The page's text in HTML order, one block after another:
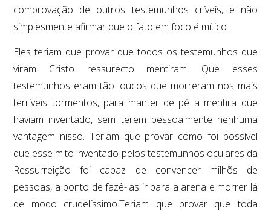
comprovação de outros testemunhos críveis, e não
simplesmente afirmar que o fato em foco é mítico.
Eles teriam que provar que todos os testemunhos que
viram Cristo ressurecto mentiram. Que esses
testemunhos eram tão loucos que morreram nos mais
terríveis tormentos, para manter de pé a mentira que
haviam inventado, sem terem pessoalmente nenhuma
vantagem nisso. Teriam que provar como foi possível
que esse mito inventado pelos testemunhos oculares da
Ressurreição foi capaz de convencer milhõs de
pessoas, a ponto de fazê-las ir para a arena e morrer lá
de modo crudelíssimo.Teriam que provar que toda